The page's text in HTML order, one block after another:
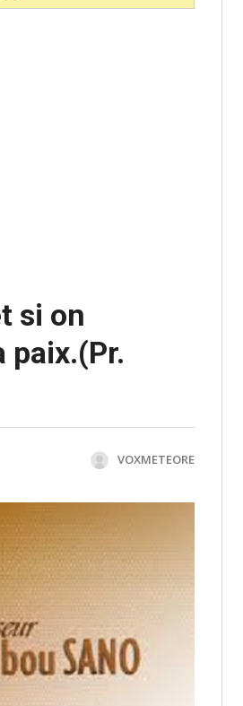
si on
paix.(Pr.
VOXMETEORE